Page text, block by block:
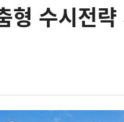
형 수시전